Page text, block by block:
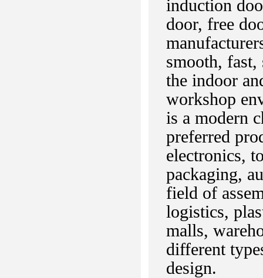
induction
door, free
smooth, fast,
the indoor
workshop
is a modern
preferred
electronics,
packaging,
field of
logistics,
malls,
different
design.